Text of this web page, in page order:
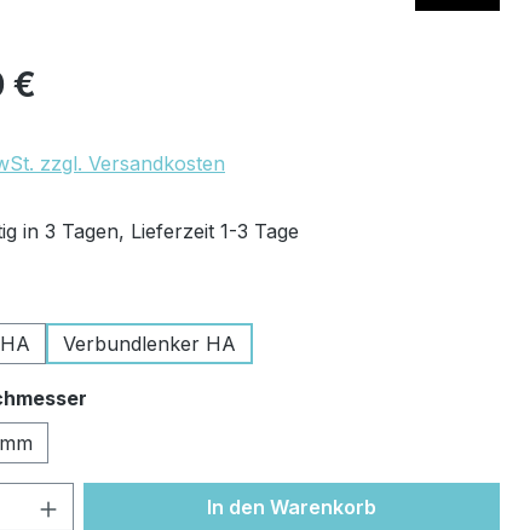
€
zzgl. Versandkosten
in 3 Tagen, Lieferzeit 1-3 Tage
Verbundlenker HA
Gib den gewünschten Wert
In den Warenkorb